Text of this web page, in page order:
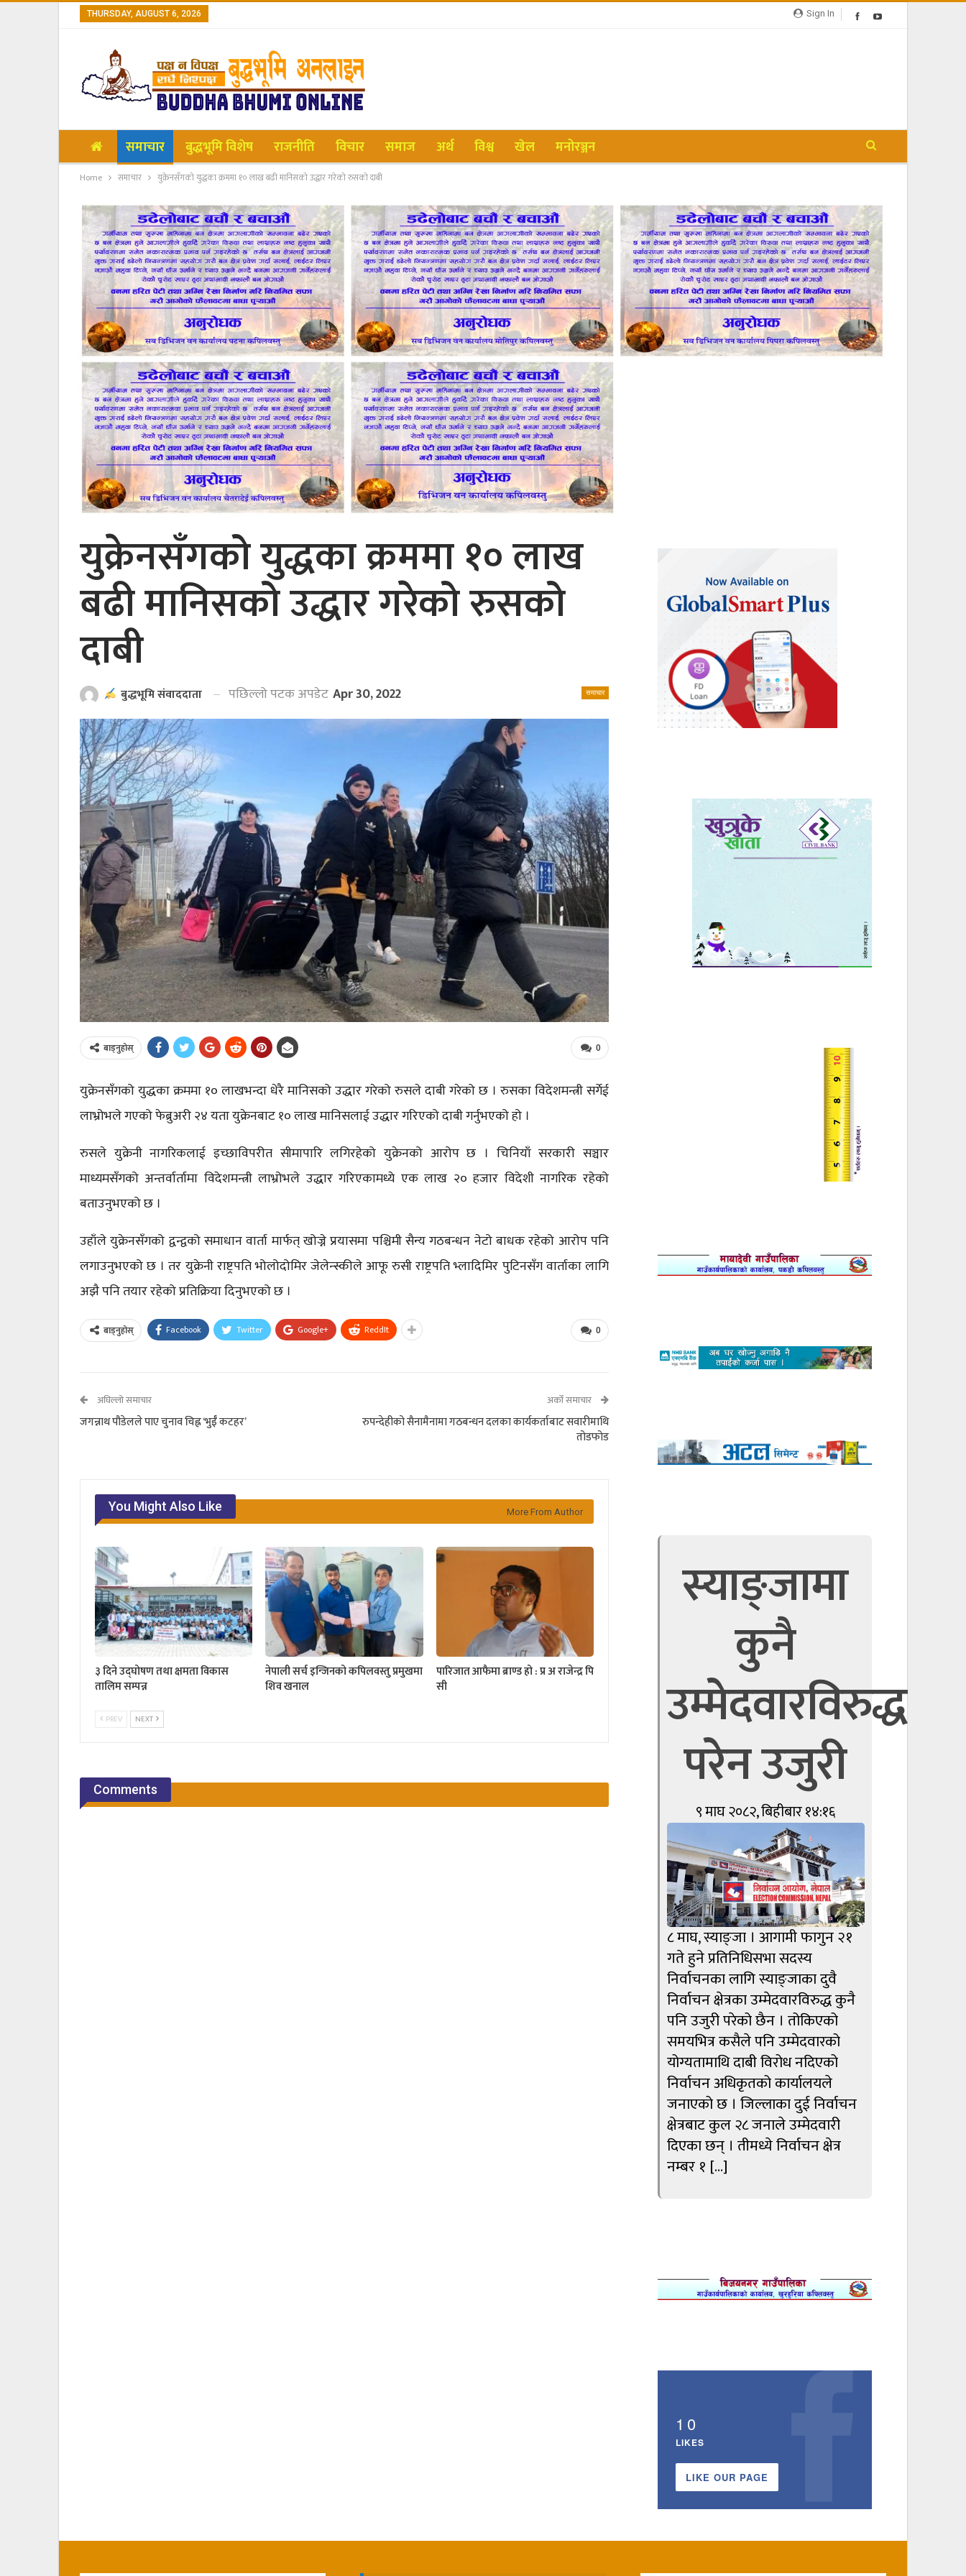
Sign In
THURSDAY, AUGUST 6, 2026
समाचार बुद्धभूमि विशेष राजनीति विचार समाज अर्थ विश्व खेल मनोरञ्जन
Home समाचार युक्रेनसँगको युद्धका क्रममा १० लाख बढी मानिसको उद्धार गरेको रुसको दाबी
युक्रेनसँगको युद्धका क्रममा १० लाख
बढी मानिसको उद्धार गरेको रुसको
दाबी
समाचार
बुद्धभूमि संवाददाता पछिल्लो पटक अपडेट Apr 30, 2022
0
बाड्नुहोस्
युक्रेनसँगको युद्धका क्रममा १० लाखभन्दा धेरै मानिसको उद्धार गरेको रुसले दाबी गरेको छ । रुसका विदेशमन्त्री सर्गेई
लाभ्रोभले गएको फेब्रुअरी २४ यता युक्रेनबाट १० लाख मानिसलाई उद्धार गरिएको दाबी गर्नुभएको हो ।
रुसले युक्रेनी नागरिकलाई इच्छाविपरीत सीमापारि लगिरहेको युक्रेनको आरोप छ । चिनियाँ सरकारी सञ्चार
माध्यमसँगको अन्तर्वार्तामा विदेशमन्त्री लाभ्रोभले उद्धार गरिएकामध्ये एक लाख २० हजार विदेशी नागरिक रहेको
बताउनुभएको छ ।
उहाँले युक्रेनसँगको द्वन्द्वको समाधान वार्ता मार्फत् खोज्ने प्रयासमा पश्चिमी सैन्य गठबन्धन नेटो बाधक रहेको आरोप पनि
लगाउनुभएको छ । तर युक्रेनी राष्ट्रपति भोलोदोमिर जेलेन्स्कीले आफू रुसी राष्ट्रपति भ्लादिमिर पुटिनसँग वार्ताका लागि
अझै पनि तयार रहेको प्रतिक्रिया दिनुभएको छ ।
0
बाड्नुहोस् Facebook Twitter Google+ ReddIt
अघिल्लो समाचार
जगन्नाथ पौडेलले पाए चुनाव चिह्न ‘भुईँ कटहर’
अर्को समाचार
रुपन्देहीको सैनामैनामा गठबन्धन दलका कार्यकर्ताबाट सवारीमाथि
तोडफोड
You Might Also Like More From Author
३ दिने उद्घोषण तथा क्षमता विकास
तालिम सम्पन्न
नेपाली सर्च इन्जिनको कपिलवस्तु प्रमुखमा
शिव खनाल
पारिजात आफैमा ब्राण्ड हो : प्र अ राजेन्द्र पि
सी
PREV NEXT
Comments
स्याङ्जामा
कुनै
उम्मेदवारविरुद्ध
परेन उजुरी
९ माघ २०८२, बिहीबार १४:१६
८ माघ, स्याङ्जा । आगामी फागुन २१
गते हुने प्रतिनिधिसभा सदस्य
निर्वाचनका लागि स्याङ्जाका दुवै
निर्वाचन क्षेत्रका उम्मेदवारविरुद्ध कुनै
पनि उजुरी परेको छैन । तोकिएको
समयभित्र कसैले पनि उम्मेदवारको
योग्यतामाथि दाबी विरोध नदिएको
निर्वाचन अधिकृतको कार्यालयले
जनाएको छ । जिल्लाका दुई निर्वाचन
क्षेत्रबाट कुल २८ जनाले उम्मेदवारी
दिएका छन् । तीमध्ये निर्वाचन क्षेत्र
नम्बर १ […]
10
LIKES
LIKE OUR PAGE